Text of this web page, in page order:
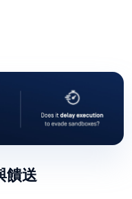
饋送